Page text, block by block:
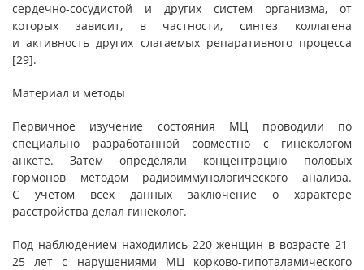
сердечно-сосудистой и других систем организма, от
которых зависит, в частности, синтез коллагена
и активность других слагаемых репаративного процесса
[29].
Материал и методы
Первичное изучение состояния МЦ проводили по
специально разработанной совместно с гинекологом
анкете. Затем определяли концентрацию половых
гормонов методом радиоиммунологического анализа.
С учетом всех данных заключение о характере
расстройства делал гинеколог.
Под наблюдением находились 220 женщин в возрасте 21-
25 лет с нарушениями МЦ корково-гипоталамического